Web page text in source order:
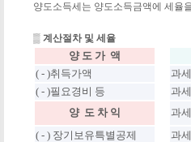
양도소득세는 양도소득금액에 세율
▒계산절차 및 세율
양 도 가 액
( - )취득가액
과
( - )필요경비 등
과
양 도 차 익
과
( - ) 장기보유특별공제
과